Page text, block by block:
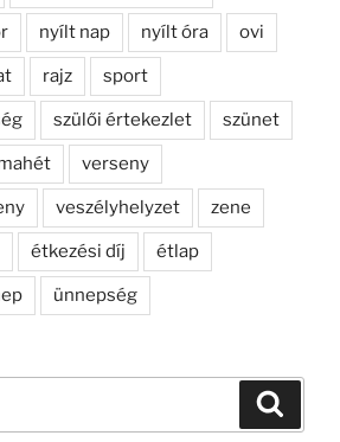
nyílt nap nyílt óra ovi
rajz sport
szülői értekezlet szünet
verseny
veszélyhelyzet zene
étkezési díj étlap
ünnepség